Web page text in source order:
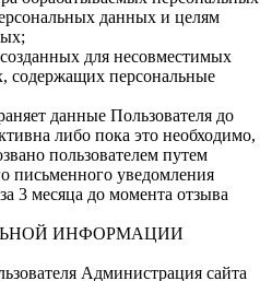
данных и целям
для несовместимых
содержащих персональные
данные Пользователя до
либо пока это необходимо,
пользователем путем
письменного уведомления
3 месяца до момента отзыва
ИНФОРМАЦИИ
Администрация сайта